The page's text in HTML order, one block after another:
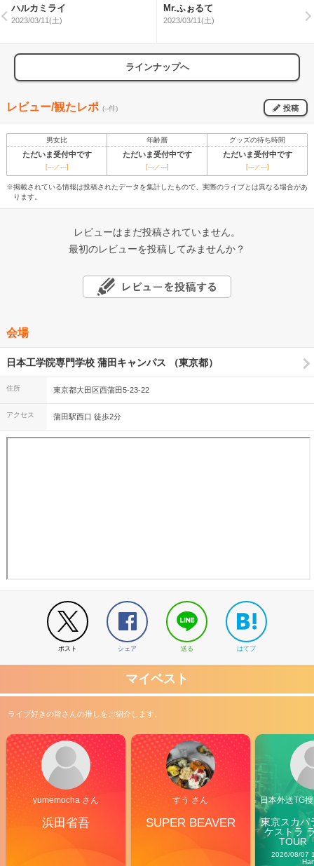
ハルカミライ
2023/03/11(土)
Mr.ふぉるて
2023/03/11(土)
ラインナップへ
レビュー/観たレポ (--件) 投稿
男女比 年齢層 グッズの待ち時間
ただいま受付中です ただいま受付中です ただいま受付中です
[---／---] [---／---] [---／---]
※掲載されている情報は投稿されたデータを集計したもので、実際のライブとは異なる場合があ
ります。
レビューはまだ投稿されていません。
最初のレビューを投稿してみませんか？
会場
日本工学院専門学校 蒲田キャンパス （東京都）
住所 東京都大田区西蒲田5-23-22
アクセス 蒲田駅西口 徒歩2分
ポスト シェア 送る はてブ
マイベスト
ライブ好きの皆さんの推しをご紹介します。
yumemocha さん
浜田省吾
すう さん
SUPER BEAVER
日本外送TG
東京スカパ
ケストラ
TOUR
2026/08/07